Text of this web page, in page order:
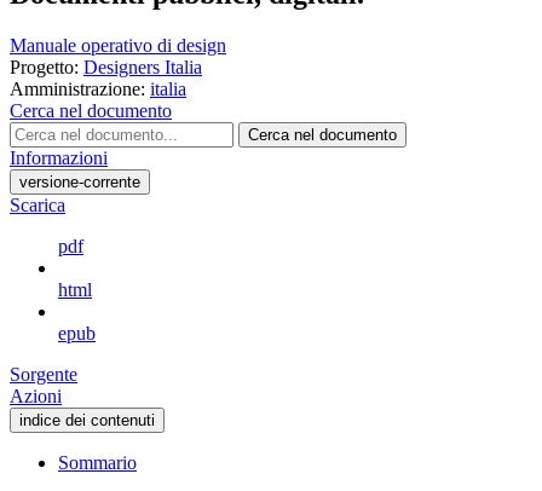
Manuale operativo di design
Progetto: Designers Italia
Amministrazione: italia
Cerca nel documento
Cerca nel documento
Informazioni
versione-corrente
Scarica
pdf
html
epub
Sorgente
Azioni
indice dei contenuti
Sommario